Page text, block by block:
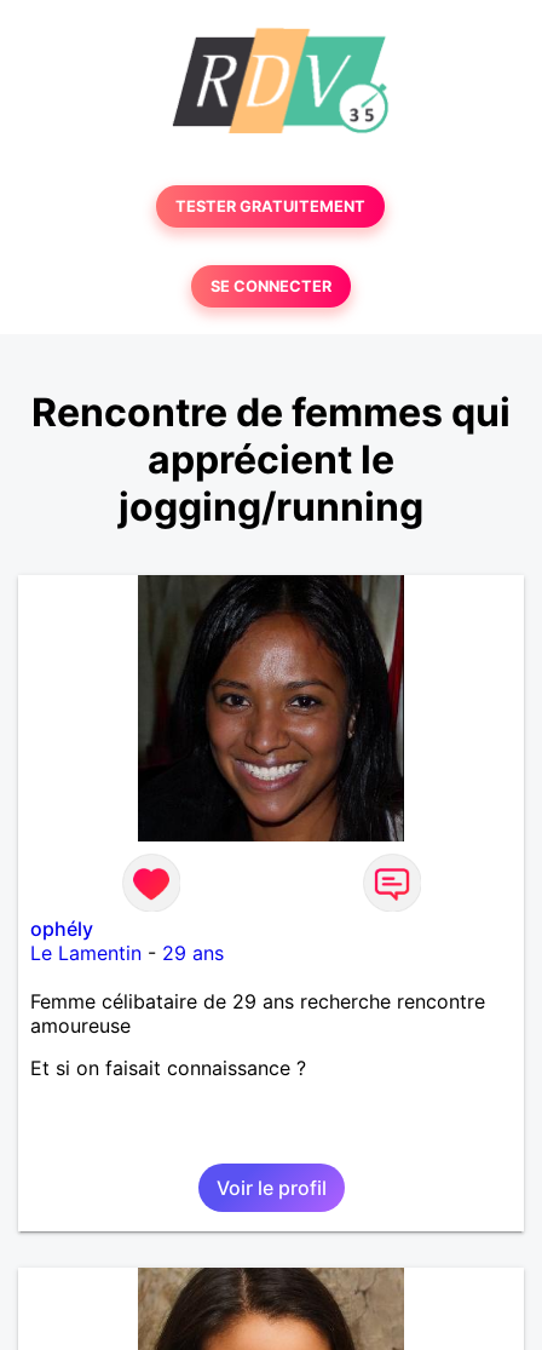
TESTER GRATUITEMENT
SE CONNECTER
Rencontre de femmes qui
apprécient le
jogging/running
ophély
Le Lamentin - 29 ans
Femme célibataire de 29 ans recherche rencontre
amoureuse
Et si on faisait connaissance ?
Voir le profil